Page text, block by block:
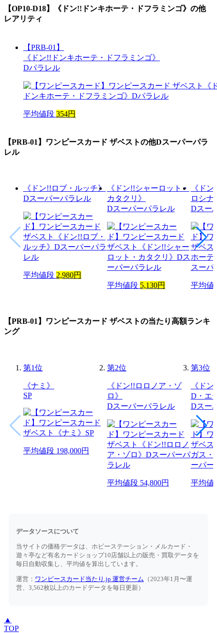
【OP10-D18】《ドン!!ドンキホーテ・ドフラミンゴ》 の他
レアリティ
【PRB-01】
《ドン!!ドンキホーテ・ドフラミンゴ》
Dパラレル
平均値段 354円
【PRB-01】ワンピースカード ザベストの他Dスーパーパラ
レル
《ドン!!ロブ・ルッチ》
Dスーパーパラレル
平均値段 2,980円
《ドン!!シャーロット・
カタクリ》
Dスーパーパラレル
平均値段 5,130円
《ド
ロシナ
Dスー
平均値
【PRB-01】ワンピースカード ザベストの当たり高額ランキ
ング
第1位
《ナミ》
SP
平均値段 198,000円
第2位
《ドン!!ロロノア・ゾ
ロ》
Dスーパーパラレル
平均値段54,800円
第3位
《ド
D・エ
Dスー
平均値
データソースについて
当サイトの価格データは、ホビーステーション・メルカード・
遊々亭など有名カードショップ10店舗以上の販売・買取データを
毎日自動収集し、平均値を算出しています。
運営： ワンピースカード当たり.jp 運営チーム （2023年1月〜運
営、3,562枚以上のカードデータを毎日更新）
▲
TOP